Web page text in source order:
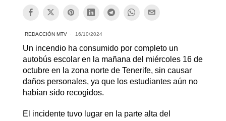
REDACCIÓN MTV 16/10/2024
Un incendio ha consumido por completo un
autobús escolar en la mañana del miércoles 16 de
octubre en la zona norte de Tenerife, sin causar
daños personales, ya que los estudiantes aún no
habían sido recogidos.
El incidente tuvo lugar en la parte alta del